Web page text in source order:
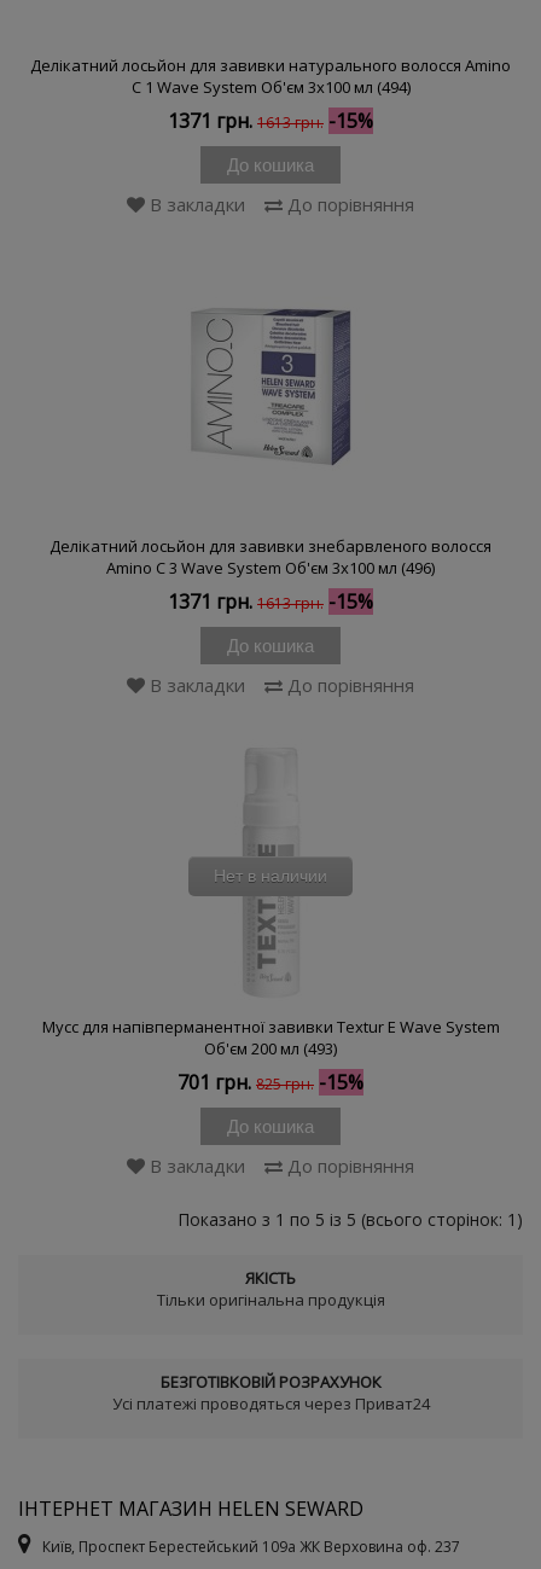
Делікатний лосьйон для завивки натурального волосся Amino
C 1 Wave System Об'єм 3x100 мл (494)
1371 грн. 1613 грн. -15%
До кошика
В закладки До порівняння
Делікатний лосьйон для завивки знебарвленого волосся
Amino C 3 Wave System Об'єм 3x100 мл (496)
1371 грн. 1613 грн. -15%
До кошика
В закладки До порівняння
Нет в наличии
Муcc для напівперманентної завивки Textur E Wave System
Об'єм 200 мл (493)
701 грн. 825 грн. -15%
До кошика
В закладки До порівняння
Показано з 1 по 5 із 5 (всього сторінок: 1)
ЯКІСТЬ
Тільки оригінальна продукція
БЕЗГОТІВКОВІЙ РОЗРАХУНОК
Усі платежі проводяться через Приват24
ІНТЕРНЕТ МАГАЗИН HELEN SEWARD
Київ, Проспект Берестейський 109а ЖК Верховина оф. 237